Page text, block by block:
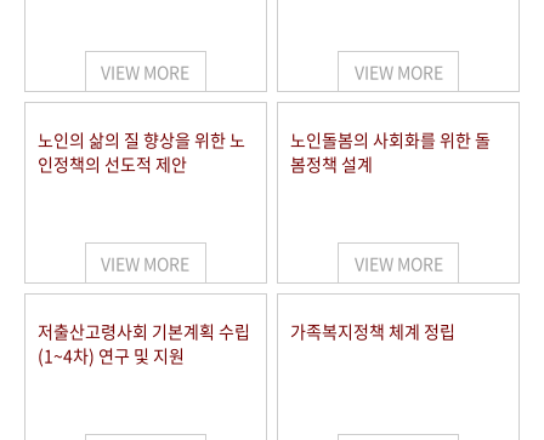
VIEW MORE VIEW MORE
노인의 삶의 질 향상을 위한 노
인정책의 선도적 제안
VIEW MORE
노인돌봄의 사회화를 위한 돌
봄정책 설계
VIEW MORE
저출산고령사회 기본계획 수립
(1~4차) 연구 및 지원
가족복지정책 체계 정립